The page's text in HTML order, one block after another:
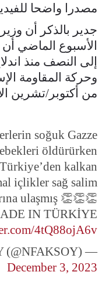
مصدرا واضحا
جدير بالذكر أن
الأسبوع الماضي
إلى النصف منذ
وحركة المقاومة
من أكتوبر/تشرين
soğuk Gazze
öldürürken
kalkan
içlikler sağ salim
ulaşmış 👏👏👏
IN TÜRKİYE
4tQ88ojA6v
— Necip Fazıl AKSOY (@NFAKSOY)
December 3, 2023